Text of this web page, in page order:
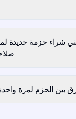
شراء حزمة جديدة
بين الحزم لمرة